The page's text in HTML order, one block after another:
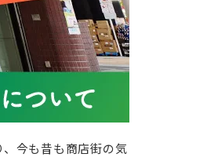
今も昔も商店街の気